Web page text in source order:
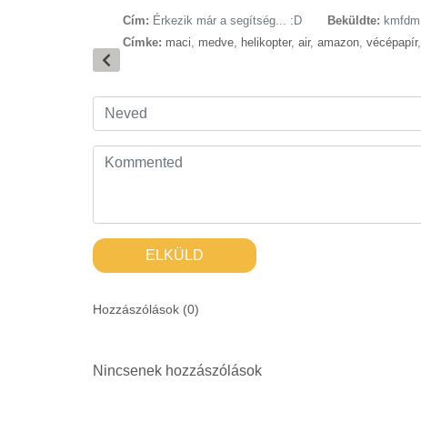
Cím: Érkezik már a segítség... :D Beküldte: kmfdm
Címke: maci, medve, helikopter, air, amazon, vécépapír,
ELKÜLD
Hozzászólások (0)
Nincsenek hozzászólások